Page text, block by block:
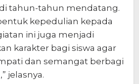
tahun-tahun mendatang.
kepedulian kepada
ini juga menjadi
karakter bagi siswa agar
dan semangat berbagi
jelasnya.